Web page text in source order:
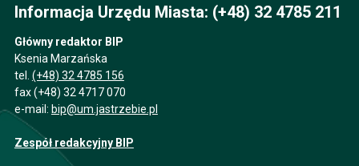
Informacja Urzędu Miasta: (+48) 32 4785 211
Główny redaktor BIP
Ksenia Marzańska
tel. (+48) 32 4785 156
fax (+48) 32 4717 070
e-mail: bip@um.jastrzebie.pl
Zespół redakcyjny BIP